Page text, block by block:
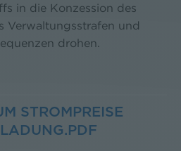
in die Konzession des
Verwaltungsstrafen und
drohen.
STROMPREISE